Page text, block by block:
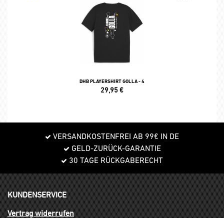
DHB PLAYERSHIRT GOLLA - 4
29,95€
VERSANDKOSTENFREI AB 99€ IN DE
GELD-ZURÜCK-GARANTIE
30 TAGE RÜCKGABERECHT
KUNDENSERVICE
Vertrag widerrufen